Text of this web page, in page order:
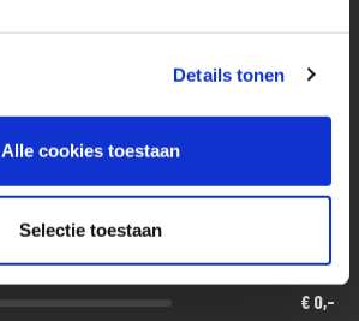
Details tonen
Alle cookies toestaan
Selectie toestaan
48
€ 0,-